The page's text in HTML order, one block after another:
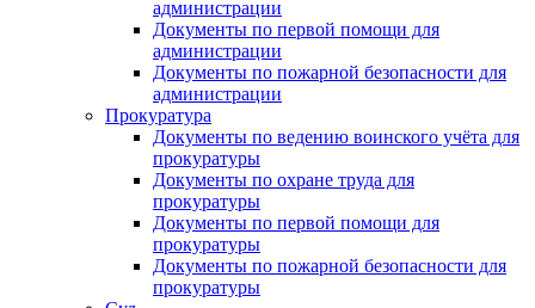
администрации
Документы по первой помощи для
администрации
Документы по пожарной безопасности для
администрации
Прокуратура
Документы по ведению воинского учёта для
прокуратуры
Документы по охране труда для
прокуратуры
Документы по первой помощи для
прокуратуры
Документы по пожарной безопасности для
прокуратуры